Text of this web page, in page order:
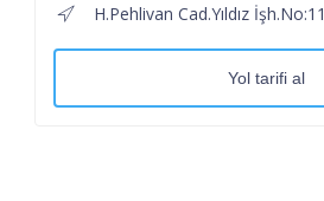
H.Pehlivan Cad.Yıldız İşh.No:11
Yol tarifi al